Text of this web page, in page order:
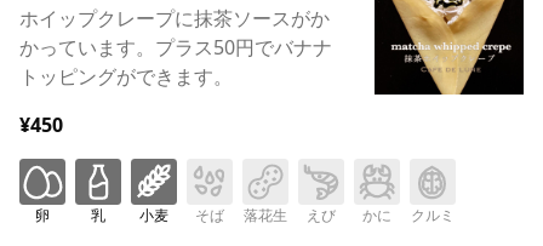
ホイップクレープに抹茶ソースがか
かっています。プラス50円でバナナ
トッピングができます。
¥450
卵 乳 小麦 そば 落花生 えび かに クルミ